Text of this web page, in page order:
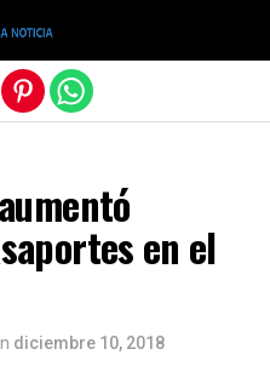
en el
diciembre 10, 2018
móvil